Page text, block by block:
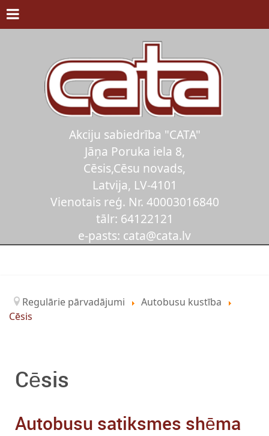
Akciju sabiedrība "CATA"
Jāņa Poruka iela 8,
Cēsis,Cēsu novads,
Latvija, LV-4101
Vienotais reģ. Nr. 40003016840
tālr: 64122121
e-pasts: cata@cata.lv
Regulārie pārvadājumi
Autobusu kustība
Cēsis
Cēsis
Autobusu satiksmes shēma